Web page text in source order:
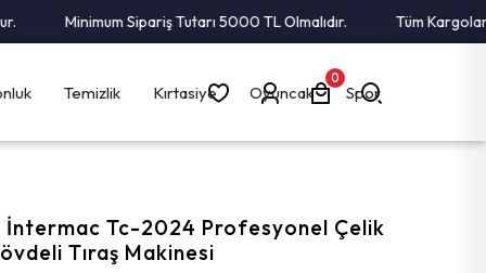
Minimum Sipariş Tutarı 5000 TL Olmalıdır. Tüm Kargolar
Temizlik Kırtasiye Oyuncak Spor
0
İntermac Tc-2024 Profesyonel Çelik
Tıraş Makinesi